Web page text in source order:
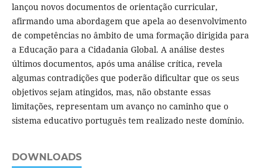
lançou novos documentos de orientação curricular,
afirmando uma abordagem que apela ao desenvolvimento
de competências no âmbito de uma formação dirigida para
a Educação para a Cidadania Global. A análise destes
últimos documentos, após uma análise crítica, revela
algumas contradições que poderão dificultar que os seus
objetivos sejam atingidos, mas, não obstante essas
limitações, representam um avanço no caminho que o
sistema educativo português tem realizado neste domínio.
DOWNLOADS